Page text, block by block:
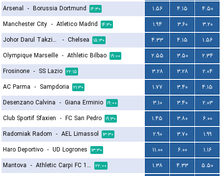
Arsenal - Borussia Dortmund ۱۶:۳۰ ۱.۵۶ ۴.۱۵
۴.۵۰
Manchester City - Atletico Madrid ۱۴:۳۰ ۱.۹۴ ۳.۶۰
۳.۲۰
Johor Darul Takzim FC
- Chelsea ۱۵:۳۰ ۴.۳۳ ۴.۱۵
۱.۵۶
Olympique Marseille - Athletic Bilbao ۱۹:۰۰ ۲.۵۵ ۳.۵۰
۲.۳۴
Frosinone - SS Lazio ۲۲:۱۵ ۳.۲۸ ۳.۲۸
۲.۰۴
AC Parma - Sampdoria ۲۱:۳۰ ۱.۷۷ ۳.۴۰
۴.۱۵
Desenzano Calvina - Giana Erminio ۱۹:۰۰ ۳.۱۰ ۳.۴۰
۲.۰۳
Club Sportif Sfaxien - FC San Pedro ۱۹:۳۰ ۱.۴۵ ۳.۸۰
۶.۰۰
Radomiak Radom - AEL Limassol ۱۳:۳۰ ۲.۹۰ ۳.۷۰
۱.۹۹
Haro Deportivo - UD Logrones ۱۳:۳۰ ۱۱.۰۰ ۶.۰۰
۱.۱۶
Mantova - Athletic Carpi FC 1909 ۲۲:۰۰ ۱.۳۸ ۴.۳۳
۵.۵۰